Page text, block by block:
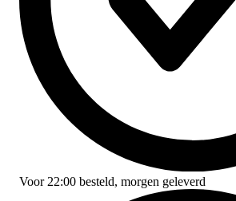
Voor 22:00 besteld, morgen geleverd